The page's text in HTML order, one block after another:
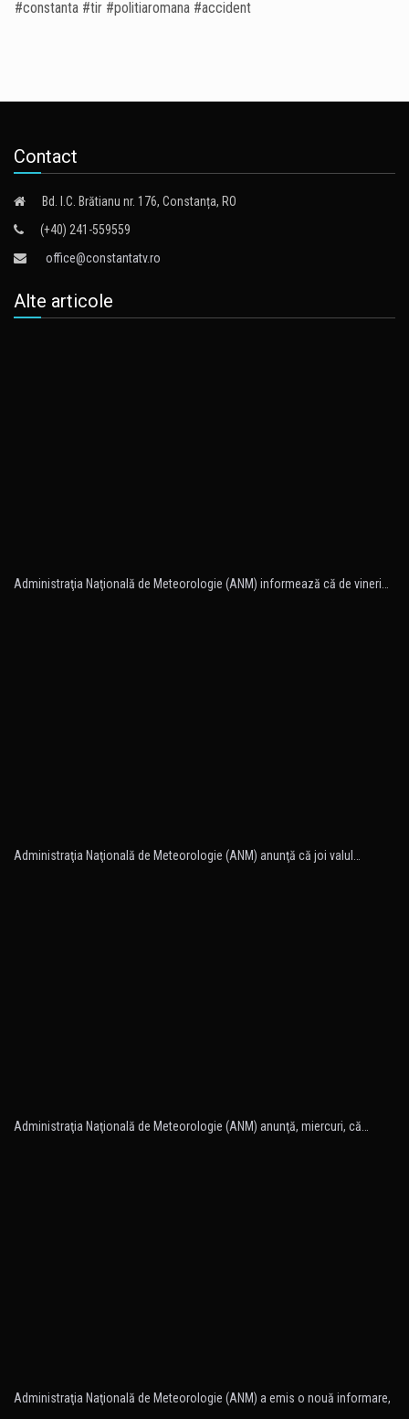
#constanta #tir #politiaromana #accident
Contact
Bd. I.C. Brătianu nr. 176, Constanța, RO
(+40) 241-559559
office@constantatv.ro
Alte articole
Administraţia Naţională de Meteorologie (ANM) informează că de vineri…
Administraţia Naţională de Meteorologie (ANM) anunţă că joi valul…
Administraţia Naţională de Meteorologie (ANM) anunţă, miercuri, că…
Administraţia Naţională de Meteorologie (ANM) a emis o nouă informare,